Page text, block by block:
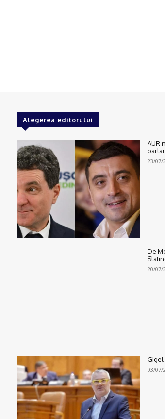
Alegerea editorului
AUR
23/07/
De
20/07/
Gigel
03/07/